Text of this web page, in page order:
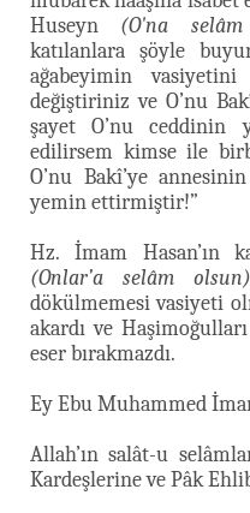
Huseyn (O'na
katılanlara şöyle
ağabeyimin
değiştiriniz ve O’nu
şayet O’nu ceddinin
edilirsem kimse ile
O’nu Bakî’ye
yemin ettirmiştir!”
Hz. İmam Hasan’ın
(Onlar’a selâm olsun)
dökülmemesi vasiyeti
akardı ve
eser bırakmazdı.
Ey Ebu Muhammed
Allah’ın salât-u
Kardeşlerine ve Pâk